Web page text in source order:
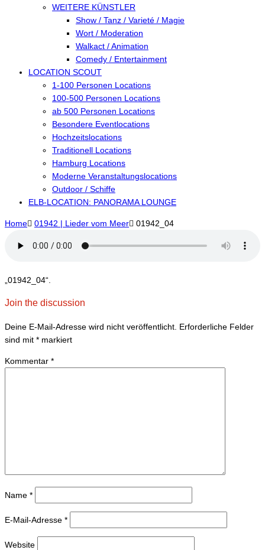
WEITERE KÜNSTLER
Show / Tanz / Varieté / Magie
Wort / Moderation
Walkact / Animation
Comedy / Entertainment
LOCATION SCOUT
1-100 Personen Locations
100-500 Personen Locations
ab 500 Personen Locations
Besondere Eventlocations
Hochzeitslocations
Traditionell Locations
Hamburg Locations
Moderne Veranstaltungslocations
Outdoor / Schiffe
ELB-LOCATION: PANORAMA LOUNGE
Home 01942 | Lieder vom Meer 01942_04
„01942_04“.
Join the discussion
Deine E-Mail-Adresse wird nicht veröffentlicht. Erforderliche Felder
sind mit * markiert
Kommentar *
Name *
E-Mail-Adresse *
Website